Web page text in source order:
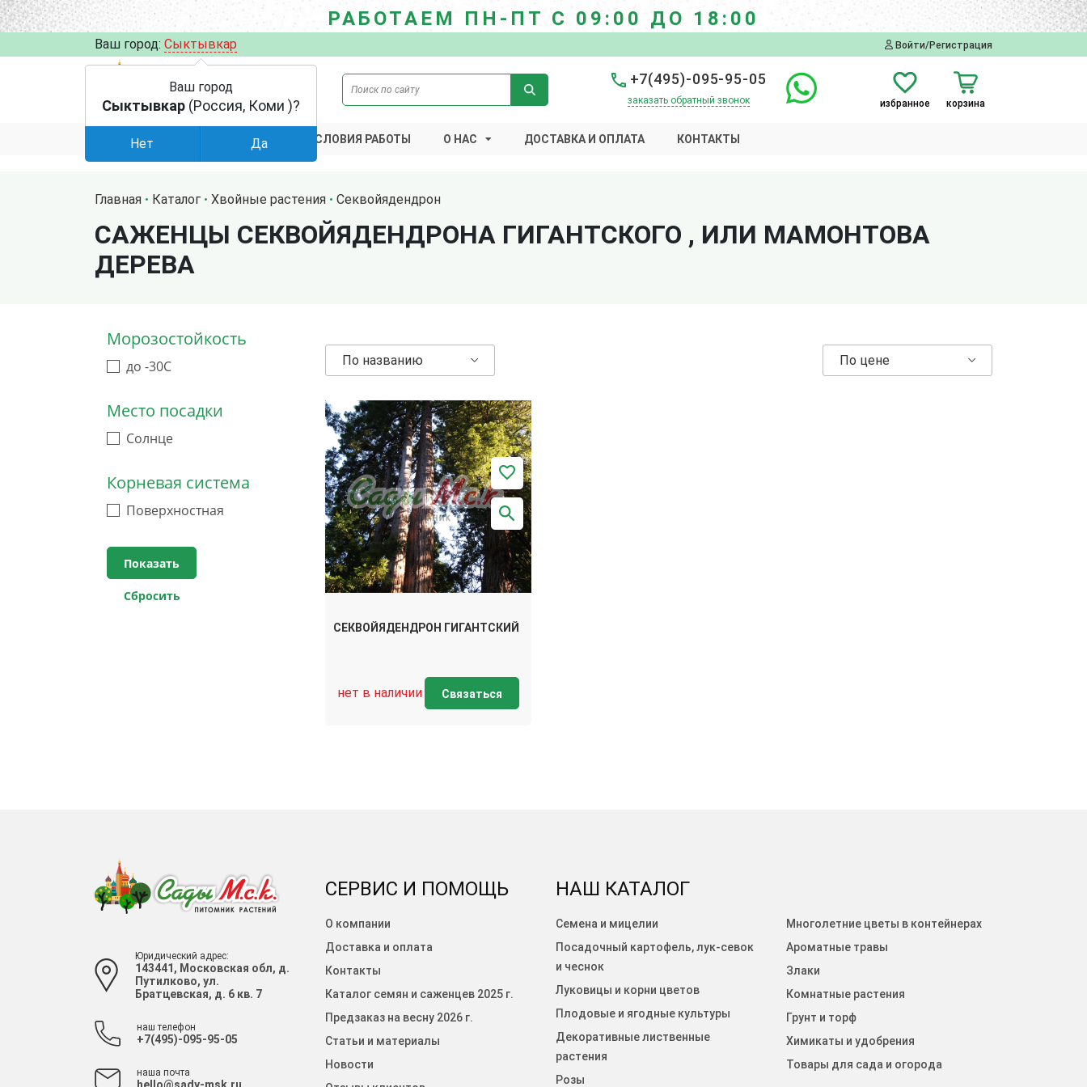
РАБОТАЕМ ПН-ПТ С 09:00 ДО 18:00
Ваш город: Сыктывкар Войти/Регистрация
+7(495)-095-95-05
заказать обратный звонок избранное корзина
КАТАЛОГ АКЦИИ УСЛОВИЯ РАБОТЫ О НАС ДОСТАВКА И ОПЛАТА КОНТАКТЫ
Главная Каталог Хвойные растения Секвойядендрон
САЖЕНЦЫ СЕКВОЙЯДЕНДРОНА ГИГАНТСКОГО , ИЛИ МАМОНТОВА
ДЕРЕВА
Морозостойкость
до -30C
Место посадки
Солнце
Корневая система
Поверхностная
По названию По цене
СЕКВОЙЯДЕНДРОН ГИГАНТСКИЙ
нет в наличии Связаться
Юридический адрес:
143441, Московская обл, д.
Путилково, ул.
Братцевская, д. 6 кв. 7
наш телефон
+7(495)-095-95-05
наша почта
СЕРВИС И ПОМОЩЬ
О компании
Доставка и оплата
Контакты
Каталог семян и саженцев 2025 г.
Предзаказ на весну 2026 г.
Статьи и материалы
Новости
НАШ КАТАЛОГ
Семена и мицелии
Посадочный картофель, лук-севок
и чеснок
Луковицы и корни цветов
Плодовые и ягодные культуры
Декоративные лиственные
растения
Розы
Многолетние цветы в контейнерах
Ароматные травы
Злаки
Комнатные растения
Грунт и торф
Химикаты и удобрения
Товары для сада и огорода
Ваш город
Сыктывкар(Россия, Коми )?
Нет Да